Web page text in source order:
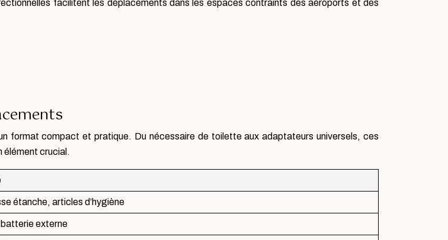
facilitent les déplacements dans les espaces contraints des aéroports et des
format compact et pratique. Du nécessaire de toilette aux adaptateurs universels, ces
élément crucial.
étanche, articles d’hygiène
externe